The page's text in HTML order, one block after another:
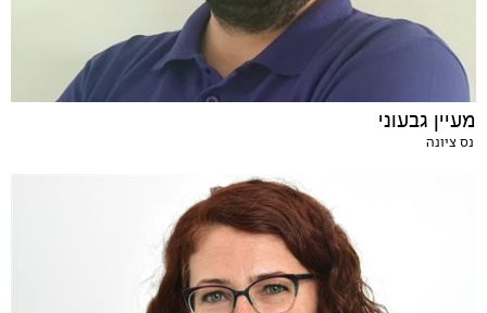
מעיין גבעוני
נס ציונה